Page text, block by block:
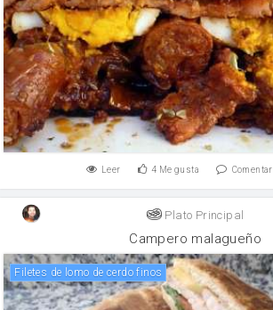
Leer 4 Me gusta Comentar
Plato Principal
Campero malagueño
Filetes de lomo de cerdo finos